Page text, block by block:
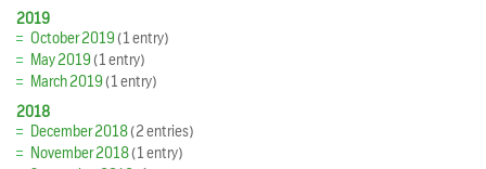
2019
October 2019(1 entry)
May 2019(1 entry)
March 2019(1 entry)
2018
December 2018(2 entries)
November 2018(1 entry)